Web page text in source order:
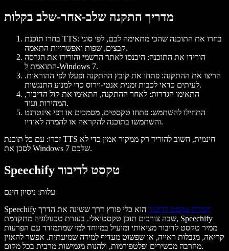
מדריך התקנה שלב-אחר-שלב בקלות
בחרו תוכנת TTS: בחרו את התוכנה שהכי מתאימה לכם, לפי סוגי
קבצים, שפות ואפשרויות התאמה.
הורידו את התוכנה: היכנסו לאתר הרשמי והורידו את הגרסה
התואמת ל-Windows 7.
הריצו את ההתקנה: פתחו את קובץ ההתקנה ופעלו לפי ההוראות.
לעיתים כדאי לכבות זמנית אנטי-וירוס כדי למנוע התנגשות.
התאימו הגדרות: לאחר ההתקנה, התאימו את קול הדיבור,
המהירות ועוד.
התחילו להשתמש: פתחו טקסטים, מסמכים או דפי אינטרנט
והשתמשו בתוכנה להקראה או להמרה לאודיו.
זכרו: עם כל תוכנת TTS חינמית, חשוב להוריד רק ממקור אמין כדי לא
לסכן את Windows 7 שלכם.
Speechify טקסט לדיבור
עלות: ניסיון חינם
Speechify
המרת טקסט לדיבור הוא כלי פורץ דרך ששינה את הדרך
שבה צורכים תוכן טקסטואלי. בעזרת טכנולוגיה מתקדמת, Speechify
ממיר טקסט לדיבור מציאותי ומועיל במיוחד למי שמתמודד עם הפרעות
קריאה, מגבלות ראייה, או שפשוט מעדיף למידה שמיעתית. אפשר להאזין
מהרבה מכשירים ופלטפורמות, ולהנות מגמישות מרבית בכל מקום.